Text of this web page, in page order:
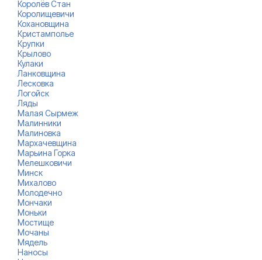
Королёв Стан
Королищевичи
Кохановщина
Кристамполье
Крупки
Крылово
Кулаки
Ланковщина
Лесковка
Логойск
Ляды
Малая Сырмеж
Малинники
Малиновка
Мархачевщина
Марьина Горка
Мелешковичи
Минск
Михалово
Молодечно
Мончаки
Моньки
Мостище
Мочаны
Мядель
Наносы